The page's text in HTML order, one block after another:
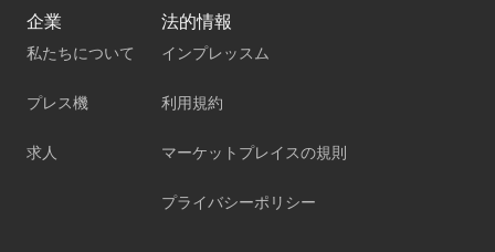
企業
私たちについて
プレス機
求人
法的情報
インプレッスム
利用規約
マーケットプレイスの規則
プライバシーポリシー